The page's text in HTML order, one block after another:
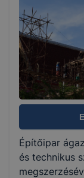
Képzés
1 év
Választható
Nem
KKK/PTT
KKK letöltése
Építőipar
és technikus